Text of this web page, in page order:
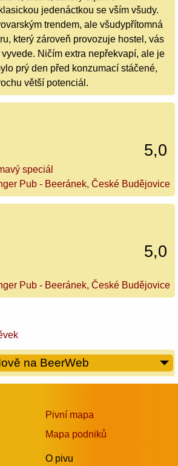
jedenáctkou se vším všudy.
trendem, ale všudypřítomná
který zároveň provozuje hostel, vás
Ničím extra nepřekvapí, ale je
prý den před konzumací stáčené,
větší potenciál.
5,0
speciál
Pub - Beeránek, České Budějovice
5,0
Pub - Beeránek, České Budějovice
na BeerWeb
Pivní mapa
Mapa podniků
O pivu